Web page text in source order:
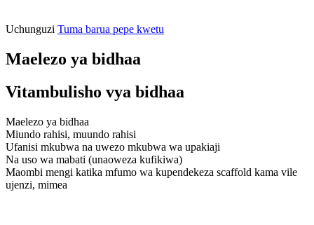
Uchunguzi Tuma barua pepe kwetu
Maelezo ya bidhaa
Vitambulisho vya bidhaa
Maelezo ya bidhaa
Miundo rahisi, muundo rahisi
Ufanisi mkubwa na uwezo mkubwa wa upakiaji
Na uso wa mabati (unaoweza kufikiwa)
Maombi mengi katika mfumo wa kupendekeza scaffold kama vile
ujenzi, mimea